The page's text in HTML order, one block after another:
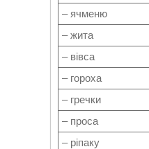
– ячменю
– жита
– вівса
– гороха
– гречки
– проса
– ріпаку